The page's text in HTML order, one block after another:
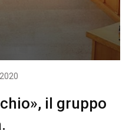
il gruppo